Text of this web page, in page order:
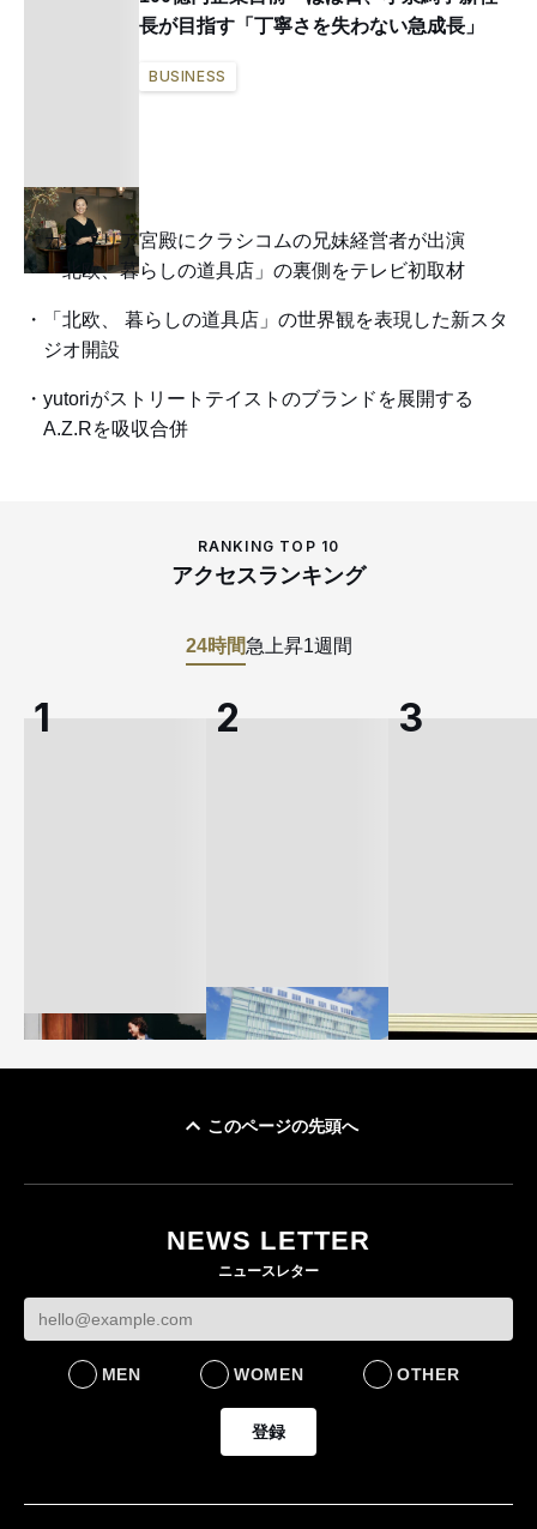
長が目指す「丁寧さを失わない急成長」
BUSINESS
カンブリア宮殿にクラシコムの兄妹経営者が出演
「北欧、暮らしの道具店」の裏側をテレビ初取材
「北欧、 暮らしの道具店」の世界観を表現した新スタ
ジオ開設
yutoriがストリートテイストのブランドを展開する
A.Z.Rを吸収合併
RANKING TOP 10
アクセスランキング
24時間急上昇1週間
ケットなど7型を発売
FASHION
このページの先頭へ
NEWS LETTER
ニュースレター
MEN WOMEN OTHER
登録